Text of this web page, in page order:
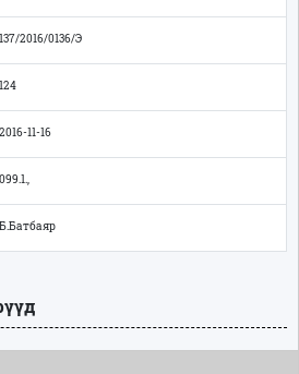
137/2016/0136/Э
124
2016-11-16
099.1.,
Б.Батбаяр